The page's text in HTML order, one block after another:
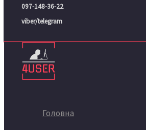
097-148-36-22
viber/telegram
Головна